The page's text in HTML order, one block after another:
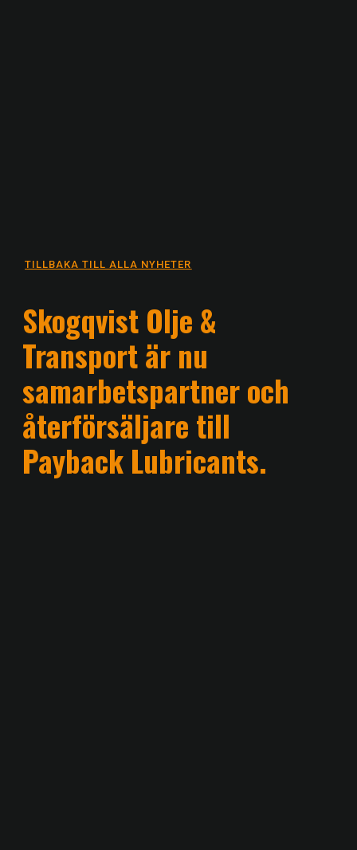
TILLBAKA TILL ALLA NYHETER
Skogqvist Olje &
Transport är nu
samarbetspartner och
återförsäljare till
Payback Lubricants.